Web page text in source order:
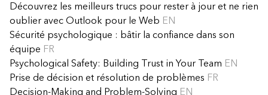
Découvrez les meilleurs trucs pour rester à jour et ne rien
oublier avec Outlook pour le Web EN
Sécurité psychologique : bâtir la confiance dans son
équipe FR
Psychological Safety: Building Trust in Your Team EN
Prise de décision et résolution de problèmes FR
Decision-Making and Problem-Solving EN